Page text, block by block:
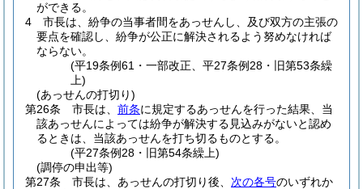
ができる。
4
市長は、紛争の当事者間をあっせんし、及び双方の主張の
要点を確認し、紛争が公正に解決されるよう努めなければ
ならない。
(平19条例61・一部改正、平27条例28・旧第53条繰
上)
(あっせんの打切り)
第26条
市長は、 前条に規定するあっせんを行った結果、当
該あっせんによっては紛争が解決する見込みがないと認め
るときは、当該あっせんを打ち切るものとする。
(平27条例28・旧第54条繰上)
(調停の申出等)
第27条
市長は、あっせんの打切り後、 次の各号のいずれか